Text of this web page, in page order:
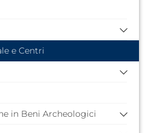
2026
e strategici
Ateneo
Rettore
e Centri
in Beni Archeologici